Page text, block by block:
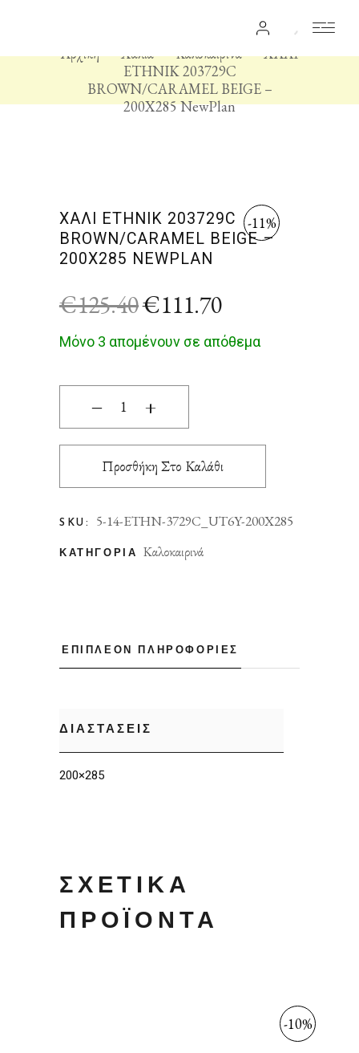
Αρχική Χαλιά Καλοκαιρινά
ΧΑΛΙ
ETHNIK 203729C
BROWN/CARAMEL BEIGE –
200X285 NewPlan
-11%
ΧΑΛΙ ETHNIK 203729C
BROWN/CARAMEL BEIGE –
200X285 NEWPLAN
€125.40€111.70
Μόνο 3 απομένουν σε απόθεμα
ΧΑΛΙ ETHNIK 203729C BROWN/CARAMEL
‒ +
Προσθήκη Στο Καλάθι
SKU: 5-14-ETHN-3729C_UT6Y-200X285
ΚΑΤΗΓΟΡΊΑ Καλοκαιρινά
ΕΠΙΠΛΈΟΝ ΠΛΗΡΟΦΟΡΊΕΣ
ΔΙΑΣΤΑΣΕΙΣ
200×285
ΣΧΕΤΙΚΆ
ΠΡΟΪΌΝΤΑ
-10%